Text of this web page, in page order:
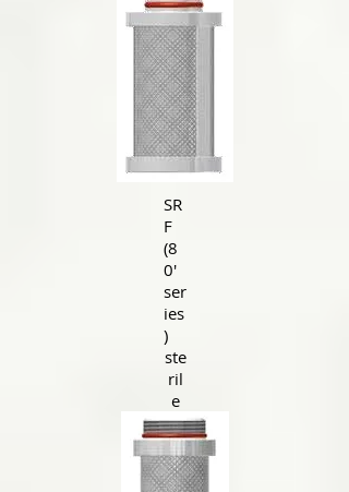
SR
F
(8
0'
ser
ies
)
ste
ril
e